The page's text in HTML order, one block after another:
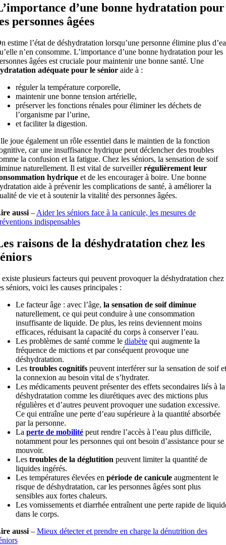
d’une bonne hydratation pour
personnes âgées
estime l’état de déshydratation lorsqu’une personne élimine plus
n’en consomme. L’importance d’une bonne hydratation pour les
âgées est cruciale pour maintenir une bonne santé. Une
adéquate pour le sénior aide à :
réguler la température corporelle,
maintenir une bonne tension artérielle,
préserver les fonctions rénales pour éliminer les déchets de
l’organisme par l’urine,
et faciliter la digestion.
joue également un rôle essentiel dans le maintien de la fonction
car une insuffisance hydrique peut déclencher des troubles
la confusion et la fatigue. Chez les séniors, la sensation de soif
naturellement. Il est vital de surveillerrégulièrement leur
hydrique et de les encourager à boire. Une bonne
aide à prévenir les complications de santé, à améliorer la
de vie et à soutenir la vitalité des personnes âgées.
aussi– Aider les séniors face à la canicule, les mesures de
indispensables
raisons de la déshydratation chez les
plusieurs facteurs qui peuvent provoquer la déshydratation chez
séniors, voici les causes principales :
Le facteur âge : avec l’âge, la sensation de soif diminue
naturellement, ce qui peut conduire à une consommation
insuffisante de liquide. De plus, les reins deviennent moins
efficaces, réduisant la capacité du corps à conserver l’eau.
Les problèmes de santé comme le diabètequi augmente la
fréquence de mictions et par conséquent provoque une
déshydratation.
Les troubles cognitifspeuvent interférer sur la sensation de soif et
la connexion au besoin vital de s’hydrater.
Les médicaments peuvent présenter des effets secondaires liés à la
déshydratation comme les diurétiques avec des mictions plus
régulières et d’autres peuvent provoquer une sudation excessive.
Ce qui entraîne une perte d’eau supérieure à la quantité absorbée
par la personne.
La perte de mobilitépeut rendre l’accès à l’eau plus difficile,
notamment pour les personnes qui ont besoin d’assistance pour se
mouvoir.
Lestroubles de la déglutition peuvent limiter la quantité de
liquides ingérés.
Les températures élevées en période de canicule augmentent le
risque de déshydratation, car les personnes âgées sont plus
sensibles aux fortes chaleurs.
Les vomissements et diarrhée entraînent une perte rapide de
dans le corps.
aussi– Mieux détecter et prendre en charge la dénutrition des